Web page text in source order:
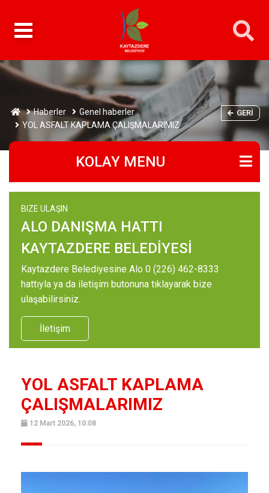
Haberler
Genel haberler
YOL ASFALT KAPLAMA ÇALIŞMALARIMIZ
GERI
KOLAY MENU
BIZE ULAŞIN
ALO DANIŞMA HATTI
KAYTAZDERE BELEDİYESİ
Kaytazdere Belediyesine Alo 0 (226) 462-8333
hattıyla ya da iletişim butonuna tıklayarak bize
ulaşabilirsiniz.
İletişim
YOL ASFALT KAPLAMA
ÇALIŞMALARIMIZ
12 Mart 2026, 10:08